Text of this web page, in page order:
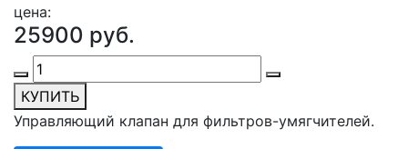
цена:
25900 руб.
КУПИТЬ
Управляющий клапан для фильтров-умягчителей.